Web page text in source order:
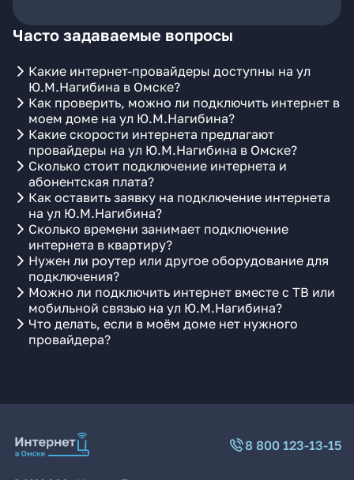
Часто задаваемые вопросы
Какие интернет-провайдеры доступны на ул
Ю.М.Нагибина в Омске?
Как проверить, можно ли подключить интернет в
моем доме на ул Ю.М.Нагибина?
Какие скорости интернета предлагают
провайдеры на ул Ю.М.Нагибина в Омске?
Сколько стоит подключение интернета и
абонентская плата?
Как оставить заявку на подключение интернета
на ул Ю.М.Нагибина?
Сколько времени занимает подключение
интернета в квартиру?
Нужен ли роутер или другое оборудование для
подключения?
Можно ли подключить интернет вместе с ТВ или
мобильной связью на ул Ю.М.Нагибина?
Что делать, если в моём доме нет нужного
провайдера?
8 800 123-13-15